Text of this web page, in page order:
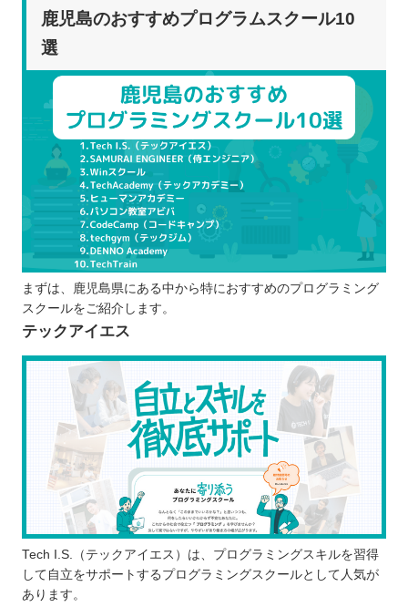
techgym（テックジム）
プログラムスクールを選ぶポイント
学びたい言語を選択できるか
目的に合うカリキュラムか
オンラインと通学のどちらか
料金などは適切か
就職や転職のサポート体制はどうなってい
るか
プログラムスクールで学習するメリット
独学よりも効率的に学べる
ポートフォリオを作成し、実績として提示
できる
わからない部分を質問しやすい
エンジニアとして働くための知識が身に付
く
プログラムスクールで学ぶ際の注意点
学習を無理なく続けられるか考える
プログラミングを学ぶ目的をはっきりさせ
学びやすい環境かチェックする
鹿児島で自分に合ったプログラムスクールを選ぼ
う！
鹿児島のおすすめプログラムスクール10
選
まずは、鹿児島県にある中から特におすすめのプログラミング
スクールをご紹介します。
テックアイエス
Tech I.S.（テックアイエス）は、プログラミングスキルを習得
して自立をサポートするプログラミングスクールとして人気が
あります。